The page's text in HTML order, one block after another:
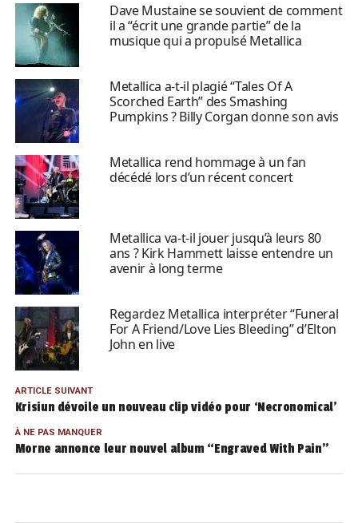
Dave Mustaine se souvient de comment
il a “écrit une grande partie” de la
musique qui a propulsé Metallica
Metallica a-t-il plagié “Tales Of A
Scorched Earth” des Smashing
Pumpkins ? Billy Corgan donne son avis
Metallica rend hommage à un fan
décédé lors d’un récent concert
Metallica va-t-il jouer jusqu’à leurs 80
ans ? Kirk Hammett laisse entendre un
avenir à long terme
Regardez Metallica interpréter “Funeral
For A Friend/Love Lies Bleeding” d’Elton
John en live
ARTICLE SUIVANT
Krisiun dévoile un nouveau clip vidéo pour ‘Necronomical’
À NE PAS MANQUER
Morne annonce leur nouvel album “Engraved With Pain”